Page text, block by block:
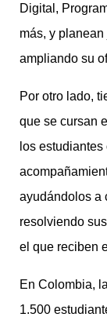
Digital,
más, y
ampliando su
Por otro lado,
que se cursan
los
ayudándolos a
resolviendo
el que reciben
En Colombia,
1.500